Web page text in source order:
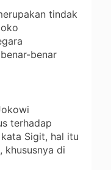
tindak
benar
terhadap
Sigit, hal itu
khususnya di